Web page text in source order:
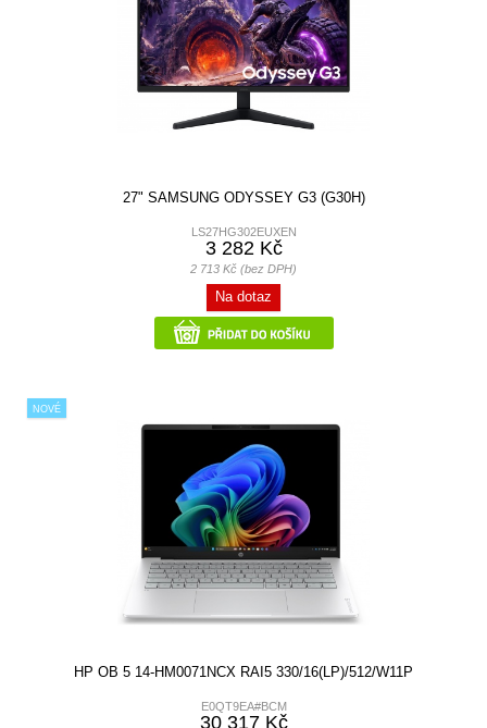
27" SAMSUNG ODYSSEY G3 (G30H)
LS27HG302EUXEN
3 282 Kč
2 713 Kč (bez DPH)
Na dotaz
NOVÉ
HP OB 5 14-HM0071NCX RAI5 330/16(LP)/512/W11P
E0QT9EA#BCM
30 317 Kč